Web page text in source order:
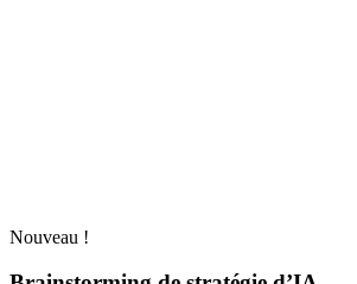
Nouveau !